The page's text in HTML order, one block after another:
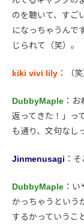
のを聴いて、すご
になっちゃうんで
じられて（笑）。
kiki vivi lily ：（笑
DubbyMaple ：
返ってきた！」っ
も通り、文句なし
Jinmenusagi ：
DubbyMaple ：
かっちゃうという
するかっていうこ